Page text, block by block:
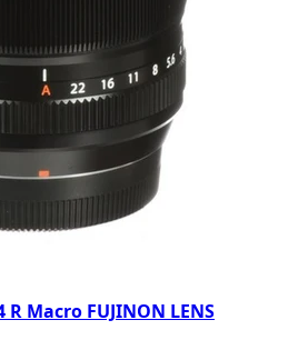
Macro FUJINON LENS